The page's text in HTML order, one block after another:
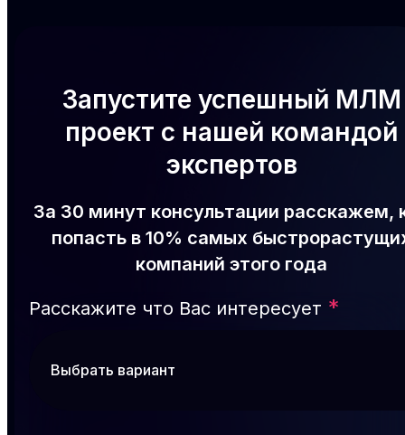
Запустите успешный МЛМ
проект с нашей командой
экспертов
За 30 минут консультации расскажем,
попасть в 10% самых
компаний этого года
Расскажите что Вас интересует *